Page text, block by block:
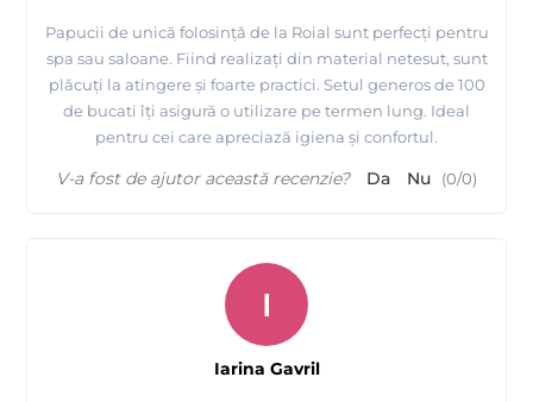
Papucii de unică folosință de la Roial sunt perfecți pentru
spa sau saloane. Fiind realizați din material netesut, sunt
plăcuți la atingere și foarte practici. Setul generos de 100
de bucati îți asigură o utilizare pe termen lung. Ideal
pentru cei care apreciază igiena și confortul.
V-a fost de ajutor această recenzie? Da Nu (0/0)
I
Iarina Gavril